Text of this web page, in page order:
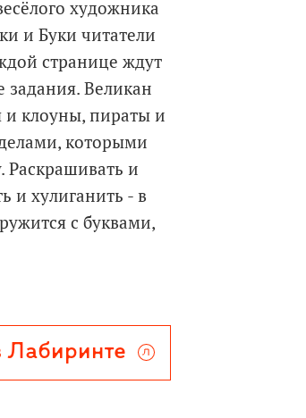
художника
и Буки читатели
странице ждут
Великан
клоуны, пираты и
которыми
Раскрашивать и
и хулиганить - в
с буквами,
Лабиринте